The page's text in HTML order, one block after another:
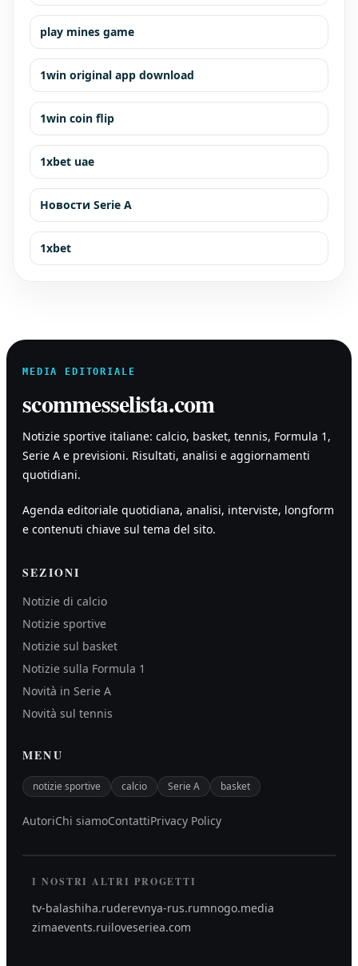
play mines game
1win original app download
1win coin flip
1xbet uae
Новости Serie A
1xbet
MEDIA EDITORIALE
scommesselista.com
Notizie sportive italiane: calcio, basket, tennis, Formula 1,
Serie A e previsioni. Risultati, analisi e aggiornamenti
quotidiani.
Agenda editoriale quotidiana, analisi, interviste, longform
e contenuti chiave sul tema del sito.
SEZIONI
Notizie di calcio
Notizie sportive
Notizie sul basket
Notizie sulla Formula 1
Novità in Serie A
Novità sul tennis
MENU
notizie sportive calcio Serie A basket
AutoriChi siamoContattiPrivacy Policy
I NOSTRI ALTRI PROGETTI
tv-balashiha.ruderevnya-rus.rumnogo.media
zimaevents.ruiloveseriea.com